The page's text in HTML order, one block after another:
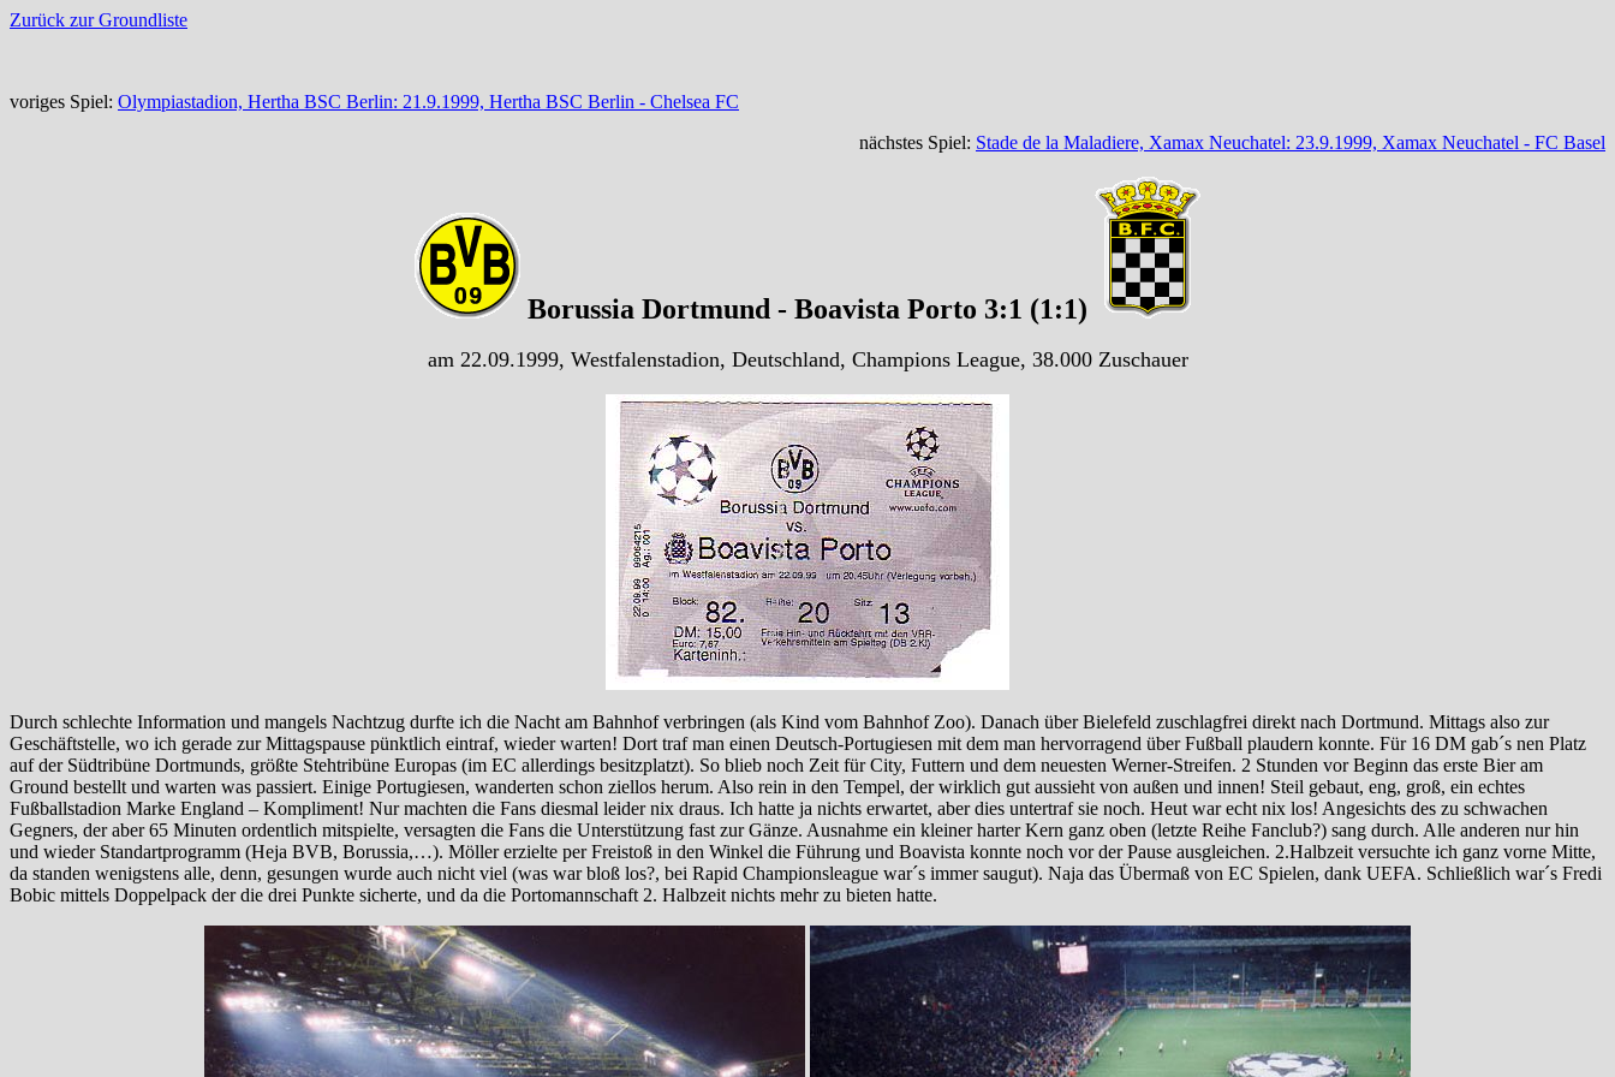
Zurück zur Groundliste
voriges Spiel: Olympiastadion, Hertha BSC Berlin: 21.9.1999, Hertha BSC Berlin - Chelsea FC
nächstes Spiel: Stade de la Maladiere, Xamax Neuchatel: 23.9.1999, Xamax Neuchatel - FC Basel
Borussia Dortmund - Boavista Porto 3:1 (1:1)
am 22.09.1999, Westfalenstadion, Deutschland, Champions League, 38.000 Zuschauer
Durch schlechte Information und mangels Nachtzug durfte ich die Nacht am Bahnhof verbringen (als Kind vom Bahnhof Zoo). Danach über Bielefeld zuschlagfrei direkt nach Dortmund. Mittags also zur
Geschäftstelle, wo ich gerade zur Mittagspause pünktlich eintraf, wieder warten! Dort traf man einen Deutsch-Portugiesen mit dem man hervorragend über Fußball plaudern konnte. Für 16 DM gab´s nen Platz
auf der Südtribüne Dortmunds, größte Stehtribüne Europas (im EC allerdings besitzplatzt). So blieb noch Zeit für City, Futtern und dem neuesten Werner-Streifen. 2 Stunden vor Beginn das erste Bier am
Ground bestellt und warten was passiert. Einige Portugiesen, wanderten schon ziellos herum. Also rein in den Tempel, der wirklich gut aussieht von außen und innen! Steil gebaut, eng, groß, ein echtes
Fußballstadion Marke England – Kompliment! Nur machten die Fans diesmal leider nix draus. Ich hatte ja nichts erwartet, aber dies untertraf sie noch. Heut war echt nix los! Angesichts des zu schwachen
Gegners, der aber 65 Minuten ordentlich mitspielte, versagten die Fans die Unterstützung fast zur Gänze. Ausnahme ein kleiner harter Kern ganz oben (letzte Reihe Fanclub?) sang durch. Alle anderen nur hin
und wieder Standartprogramm (Heja BVB, Borussia,…). Möller erzielte per Freistoß in den Winkel die Führung und Boavista konnte noch vor der Pause ausgleichen. 2.Halbzeit versuchte ich ganz vorne Mitte,
da standen wenigstens alle, denn, gesungen wurde auch nicht viel (was war bloß los?, bei Rapid Championsleague war´s immer saugut). Naja das Übermaß von EC Spielen, dank UEFA. Schließlich war´s Fredi
Bobic mittels Doppelpack der die drei Punkte sicherte, und da die Portomannschaft 2. Halbzeit nichts mehr zu bieten hatte.